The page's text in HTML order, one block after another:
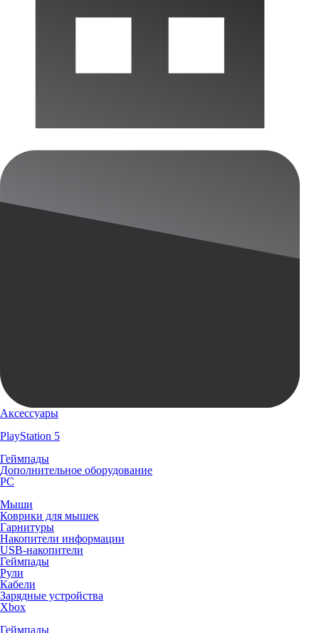
Аксессуары
PlayStation 5
Геймпады
Дополнительное оборудование
PC
Мыши
Коврики для мышек
Гарнитуры
Накопители информации
USB-накопители
Геймпады
Рули
Кабели
Зарядные устройства
Xbox
Геймпады